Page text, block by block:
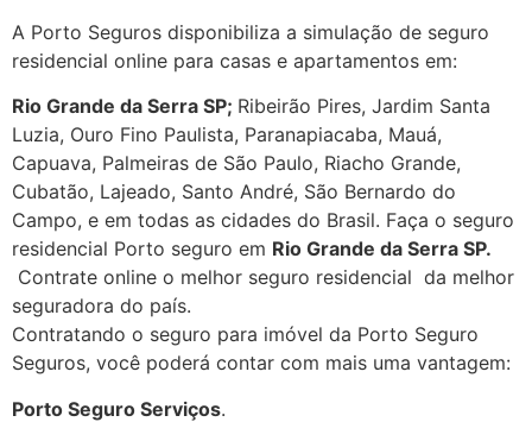
A Porto Seguros disponibiliza a simulação de seguro
residencial online para casas e apartamentos em:
Rio Grande da Serra SP; Ribeirão Pires, Jardim Santa
Luzia, Ouro Fino Paulista, Paranapiacaba, Mauá,
Capuava, Palmeiras de São Paulo, Riacho Grande,
Cubatão, Lajeado, Santo André, São Bernardo do
Campo, e em todas as cidades do Brasil. Faça o seguro
residencial Porto seguro em Rio Grande da Serra SP.
Contrate online o melhor seguro residencial da melhor
seguradora do país.
Contratando o seguro para imóvel da Porto Seguro
Seguros, você poderá contar com mais uma vantagem:
Porto Seguro Serviços.